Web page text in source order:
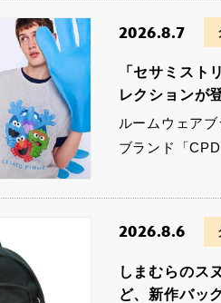
2026.8.7
「セサミス
レクションが
ルームウェア
ブランド「
2026.8.6
しまむらのス
ど、新作バッ